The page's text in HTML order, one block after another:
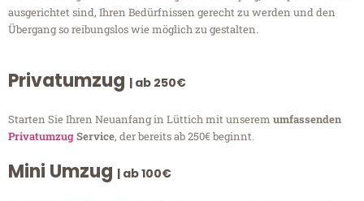
ausgerichtet sind, Ihren Bedürfnissen gerecht zu werden und den
Übergang so reibungslos wie möglich zu gestalten.
Privatumzug | ab 250€
Starten Sie Ihren Neuanfang in Lüttich mit unserem umfassenden
PrivatumzugService, der bereits ab 250€ beginnt.
Mini Umzug | ab 100€